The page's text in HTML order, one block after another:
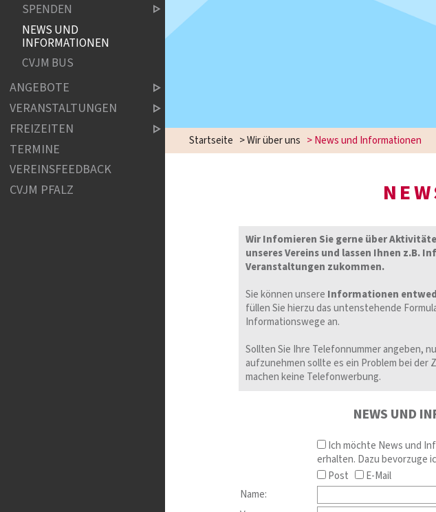
Startseite >Wir über uns >News und Informationen
Wir Infomieren Sie gerne über
unseres Vereins und lassen Ihnen z.B.
Veranstaltungen zukommen.
Sie können unsere Informationen
füllen Sie hierzu das untenstehende
Informationswege an.
Sollten Sie Ihre Telefonnummer angeben,
aufzunehmen sollte es ein Problem bei der
machen keine Telefonwerbung.
NEWS UND
Ich möchte News und
erhalten. Dazu bevorzuge
Post
E-Mail
Name:
SPENDEN
NEWS UND
INFORMATIONEN
CVJM BUS
ANGEBOTE
VERANSTALTUNGEN
FREIZEITEN
TERMINE
VEREINSFEEDBACK
CVJM PFALZ